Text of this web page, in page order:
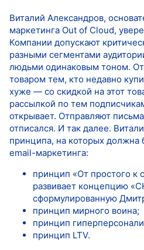
Виталий Александров,
маркетинга Out of Cloud,
Компании допускают
разными сегментами
людьми одинаковым тоном.
товаром тем, кто недавно
хуже — со скидкой на этот
рассылкой по тем
открывает. Отправляют
отписался. И так далее.
принципа, на которых должна
email-маркетинга:
принцип «От простого к
развивает концепцию
сформулированную
принцип мирного воина;
принцип
принцип LTV.